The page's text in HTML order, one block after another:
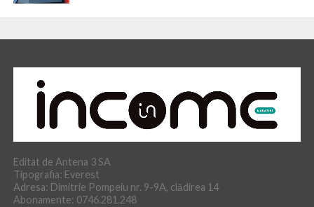
Editat de Antena 3 SA
Tipografia: Everest
Adresa: Dimitrie Pompeiu nr. 9-9A, clădirea 14
Abonamente: 0746.281.248